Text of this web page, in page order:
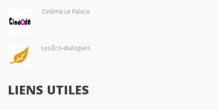
Cinéma Le Palace
Les Éco-dialogues
LIENS UTILES